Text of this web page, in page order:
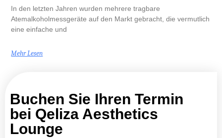
In den letzten Jahren wurden mehrere tragbare
Atemalkoholmessgeräte auf den Markt gebracht, die vermutlich
eine einfache und
Mehr Lesen
Buchen Sie Ihren Termin
bei Qeliza Aesthetics
Lounge